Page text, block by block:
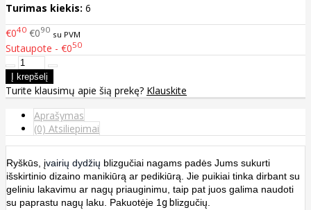
Turimas kiekis: 6
€040 €090 su PVM
Sutaupote - €050
Turite klausimų apie šią prekę? Klauskite
Aprašymas
(0) Atsiliepimai
Ryškūs, įvairių dydžių blizgučiai nagams padės Jums sukurti
išskirtinio dizaino manikiūrą ar pedikiūrą. Jie puikiai tinka dirbant su
geliniu lakavimu ar nagų priauginimu, taip pat juos galima naudoti
su paprastu nagų laku. Pakuotėje 1g blizgučių.